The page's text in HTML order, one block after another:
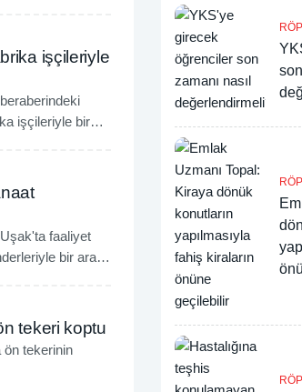
işçileriyle
işçileriyle bir
faaliyet
bir araya
tekeri koptu
ön tekerinin